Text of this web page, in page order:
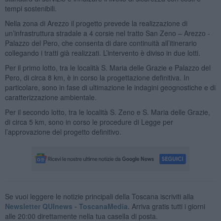
tempi sostenibili.
Nella zona di Arezzo il progetto prevede la realizzazione di
un’infrastruttura stradale a 4 corsie nel tratto San Zeno – Arezzo -
Palazzo del Pero, che consenta di dare continuità all’itinerario
collegando i tratti già realizzati. L’intervento è diviso in due lotti.
Per il primo lotto, tra le località S. Maria delle Grazie e Palazzo del
Pero, di circa 8 km, è in corso la progettazione definitiva. In
particolare, sono in fase di ultimazione le indagini geognostiche e di
caratterizzazione ambientale.
Per il secondo lotto, tra le località S. Zeno e S. Maria delle Grazie,
di circa 5 km, sono in corso le procedure di Legge per
l’approvazione del progetto definitivo.
Se vuoi leggere le notizie principali della Toscana iscriviti alla
Newsletter QUInews - ToscanaMedia. Arriva gratis tutti i giorni
alle 20:00 direttamente nella tua casella di posta.